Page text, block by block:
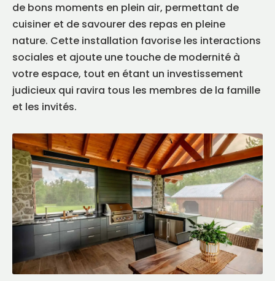
de bons moments en plein air, permettant de
cuisiner et de savourer des repas en pleine
nature. Cette installation favorise les interactions
sociales et ajoute une touche de modernité à
votre espace, tout en étant un investissement
judicieux qui ravira tous les membres de la famille
et les invités.